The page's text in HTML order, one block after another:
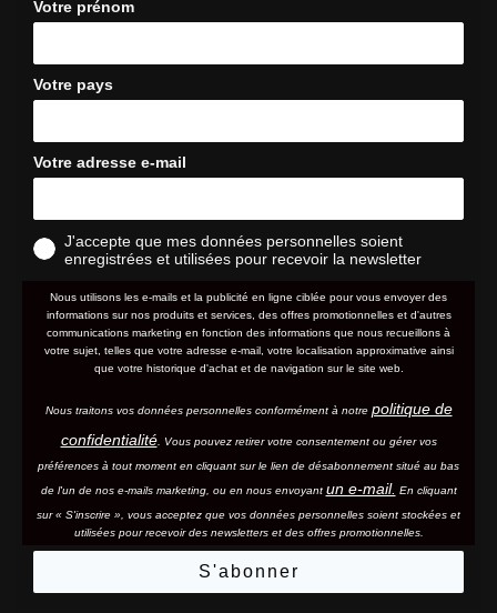
Votre prénom
Votre pays
Votre adresse e-mail
J'accepte que mes données personnelles soient
enregistrées et utilisées pour recevoir la newsletter
Nous utilisons les e-mails et la publicité en ligne ciblée pour vous envoyer des
informations sur nos produits et services, des offres promotionnelles et d'autres
communications marketing en fonction des informations que nous recueillons à
votre sujet, telles que votre adresse e-mail, votre localisation approximative ainsi
que votre historique d'achat et de navigation sur le site web.
Nous traitons vos données personnelles conformément à notre politique de
confidentialité. Vous pouvez retirer votre consentement ou gérer vos
préférences à tout moment en cliquant sur le lien de désabonnement situé au bas
de l'un de nos e-mails marketing, ou en nous envoyant un e-mail. En cliquant
sur « S'inscrire », vous acceptez que vos données personnelles soient stockées et
utilisées pour recevoir des newsletters et des offres promotionnelles.
S'abonner